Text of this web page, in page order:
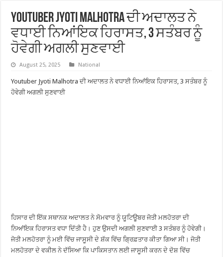
Youtuber Jyoti Malhotra ਦੀ ਅਦਾਲਤ ਨੇ
ਵਧਾਈ ਨਿਆਂਇਕ ਹਿਰਾਸਤ, 3 ਸਤੰਬਰ ਨੂੰ
ਹੋਵੇਗੀ ਅਗਲੀ ਸੁਣਵਾਈ
August 25, 2025 National
Youtuber Jyoti Malhotra ਦੀ ਅਦਾਲਤ ਨੇ ਵਧਾਈ ਨਿਆਂਇਕ ਹਿਰਾਸਤ, 3 ਸਤੰਬਰ ਨੂੰ
ਹੋਵੇਗੀ ਅਗਲੀ ਸੁਣਵਾਈ
ਹਿਸਾਰ ਦੀ ਇੱਕ ਸਥਾਨਕ ਅਦਾਲਤ ਨੇ ਸੋਮਵਾਰ ਨੂੰ ਯੂਟਿਊਬਰ ਜੋਤੀ ਮਲਹੋਤਰਾ ਦੀ
ਨਿਆਂਇਕ ਹਿਰਾਸਤ ਵਧਾ ਦਿੱਤੀ ਹੈ। ਹੁਣ ਉਸਦੀ ਅਗਲੀ ਸੁਣਵਾਈ 3 ਸਤੰਬਰ ਨੂੰ ਹੋਵੇਗੀ।
ਜੋਤੀ ਮਲਹੋਤਰਾ ਨੂੰ ਮਈ ਵਿੱਚ ਜਾਸੂਸੀ ਦੇ ਸ਼ੱਕ ਵਿੱਚ ਗ੍ਰਿਫ਼ਤਾਰ ਕੀਤਾ ਗਿਆ ਸੀ। ਜੋਤੀ
ਮਲਹੋਤਰਾ ਦੇ ਵਕੀਲ ਨੇ ਦੱਸਿਆ ਕਿ ਪਾਕਿਸਤਾਨ ਲਈ ਜਾਸੂਸੀ ਕਰਨ ਦੇ ਦੋਸ਼ ਵਿੱਚ